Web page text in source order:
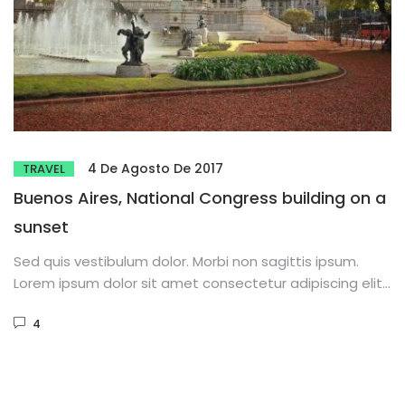
TRAVEL 4 De Agosto De 2017
Buenos Aires, National Congress building on a
sunset
Sed quis vestibulum dolor. Morbi non sagittis ipsum.
Lorem ipsum dolor sit amet consectetur adipiscing elit.
4